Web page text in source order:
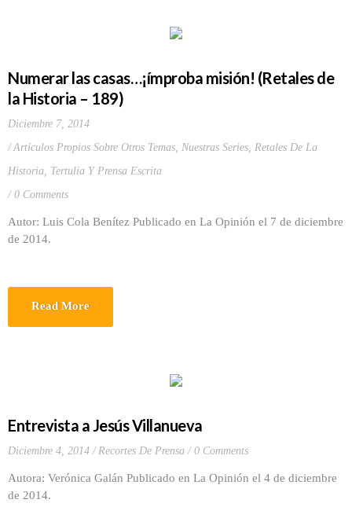
Numerar las casas…¡ímproba misión! (Retales de
la Historia – 189)
Diciembre 7, 2014
Artículos Propios Sobre Otros Temas, Nuestras Series, Retales De La
Historia, Tertulia Y Prensa Escrita
0 Comments
Autor: Luis Cola Benítez Publicado en La Opinión el 7 de diciembre
de 2014.
Read More
Entrevista a Jesús Villanueva
Diciembre 4, 2014 Recortes De Prensa 0 Comments
Autora: Verónica Galán Publicado en La Opinión el 4 de diciembre
de 2014.